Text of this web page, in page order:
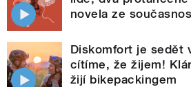
novela ze
Diskomfort je sedět
cítíme, že žijem!
žijí bikepackingem